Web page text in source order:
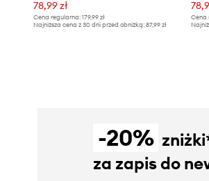
78,99 zł
Cena regularna: 179,99 zł
Najniższa cena z 30 dni przed obniżką: 87,99 zł
Cena
-20%
za zapis do